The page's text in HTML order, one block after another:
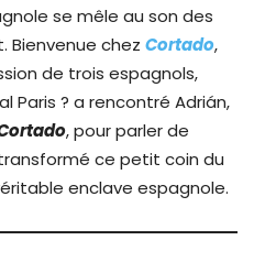
se mêle au son des
Bienvenue chez Cortado,
de trois espagnols,
Paris ? a rencontré Adrián,
, pour parler de
ce petit coin du
enclave espagnole.